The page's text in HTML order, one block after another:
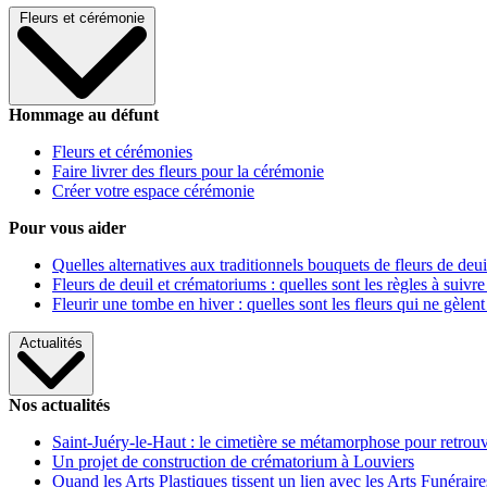
Fleurs et cérémonie
Hommage au défunt
Fleurs et cérémonies
Faire livrer des fleurs pour la cérémonie
Créer votre espace cérémonie
Pour vous aider
Quelles alternatives aux traditionnels bouquets de fleurs de
Fleurs de deuil et crématoriums : quelles sont les règles à
Fleurir une tombe en hiver : quelles sont les fleurs qui ne gèlent
Actualités
Nos actualités
Saint-Juéry-le-Haut : le cimetière se métamorphose pour
Un projet de construction de crématorium à Louviers
Quand les Arts Plastiques tissent un lien avec les Arts